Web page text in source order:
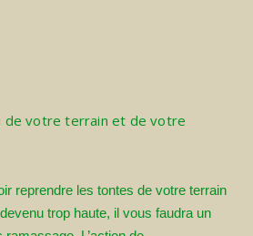
de votre terrain et de votre
reprendre les tontes de votre terrain
trop haute, il vous faudra un